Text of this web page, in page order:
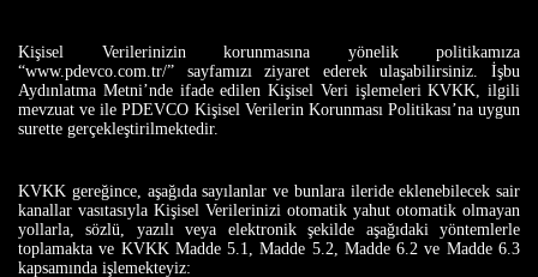
Kişisel Verilerinizin korunmasına yönelik politikamıza
“www.pdevco.com.tr/” sayfamızı ziyaret ederek ulaşabilirsiniz. İşbu
Aydınlatma Metni’nde ifade edilen Kişisel Veri işlemeleri KVKK, ilgili
mevzuat ve ile PDEVCO Kişisel Verilerin Korunması Politikası’na uygun
surette gerçekleştirilmektedir.
KVKK gereğince, aşağıda sayılanlar ve bunlara ileride eklenebilecek sair
kanallar vasıtasıyla Kişisel Verilerinizi otomatik yahut otomatik olmayan
yollarla, sözlü, yazılı veya elektronik şekilde aşağıdaki yöntemlerle
toplamakta ve KVKK Madde 5.1, Madde 5.2, Madde 6.2 ve Madde 6.3
kapsamında işlemekteyiz: